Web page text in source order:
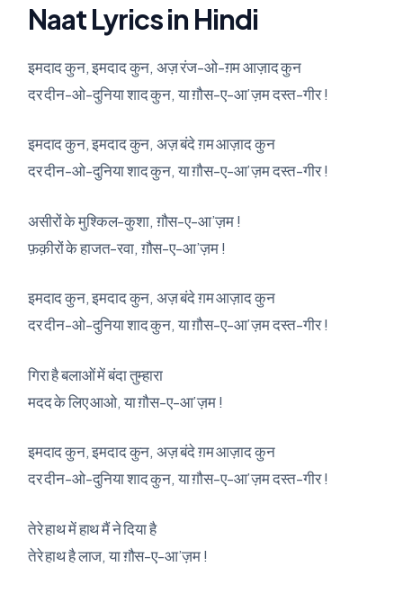
Naat Lyrics in Hindi
इमदाद कुन, इमदाद कुन, अज़ रंज-ओ-ग़म आज़ाद कुन
दर दीन-ओ-दुनिया शाद कुन, या ग़ौस-ए-आ’ज़म दस्त-गीर !
इमदाद कुन, इमदाद कुन, अज़ बंदे ग़म आज़ाद कुन
दर दीन-ओ-दुनिया शाद कुन, या ग़ौस-ए-आ’ज़म दस्त-गीर !
असीरों के मुश्किल-कुशा, ग़ौस-ए-आ’ज़म !
फ़क़ीरों के हाजत-रवा, ग़ौस-ए-आ’ज़म !
इमदाद कुन, इमदाद कुन, अज़ बंदे ग़म आज़ाद कुन
दर दीन-ओ-दुनिया शाद कुन, या ग़ौस-ए-आ’ज़म दस्त-गीर !
गिरा है बलाओं में बंदा तुम्हारा
मदद के लिए आओ, या ग़ौस-ए-आ’ज़म !
इमदाद कुन, इमदाद कुन, अज़ बंदे ग़म आज़ाद कुन
दर दीन-ओ-दुनिया शाद कुन, या ग़ौस-ए-आ’ज़म दस्त-गीर !
तेरे हाथ में हाथ मैं ने दिया है
तेरे हाथ है लाज, या ग़ौस-ए-आ’ज़म !